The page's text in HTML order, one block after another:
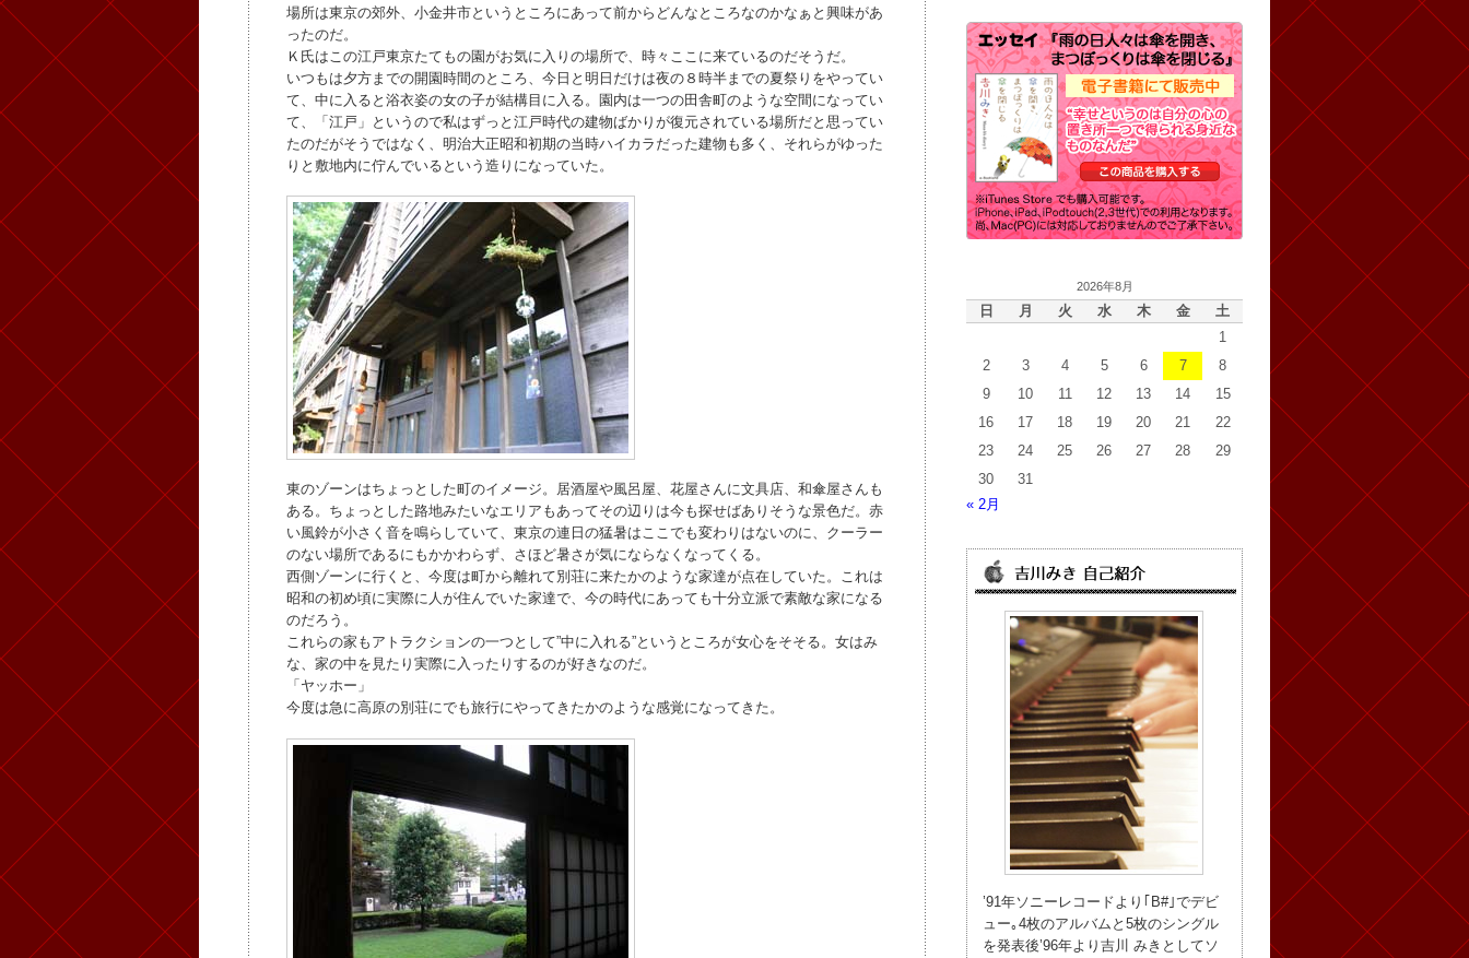
場所は東京の郊外、小金井市というところにあって前からどんなところなのかなぁと興味があ
ったのだ。
Ｋ氏はこの江戸東京たてもの園がお気に入りの場所で、時々ここに来ているのだそうだ。
いつもは夕方までの開園時間のところ、今日と明日だけは夜の８時半までの夏祭りをやってい
て、中に入ると浴衣姿の女の子が結構目に入る。園内は一つの田舎町のような空間になってい
て、「江戸」というので私はずっと江戸時代の建物ばかりが復元されている場所だと思ってい
たのだがそうではなく、明治大正昭和初期の当時ハイカラだった建物も多く、それらがゆった
りと敷地内に佇んでいるという造りになっていた。
東のゾーンはちょっとした町のイメージ。居酒屋や風呂屋、花屋さんに文具店、和傘屋さんも
ある。ちょっとした路地みたいなエリアもあってその辺りは今も探せばありそうな景色だ。赤
い風鈴が小さく音を鳴らしていて、東京の連日の猛暑はここでも変わりはないのに、クーラー
のない場所であるにもかかわらず、さほど暑さが気にならなくなってくる。
西側ゾーンに行くと、今度は町から離れて別荘に来たかのような家達が点在していた。これは
昭和の初め頃に実際に人が住んでいた家達で、今の時代にあっても十分立派で素敵な家になる
のだろう。
これらの家もアトラクションの一つとして”中に入れる”というところが女心をそそる。女はみ
な、家の中を見たり実際に入ったりするのが好きなのだ。
「ヤッホー」
今度は急に高原の別荘にでも旅行にやってきたかのような感覚になってきた。
2026年8月
日 月 火 水 木 金
土
1
2
3 4 5 6 7
8
9
10 11 12 13 14
15
16
17 18 19 20 21
22
23
24 25 26 27 28
29
30
31
« 2月
’91年ソニーレコードより｢B#｣でデビ
ュー｡4枚のアルバムと5枚のシングル
を発表後’96年より吉川 みきとしてソ